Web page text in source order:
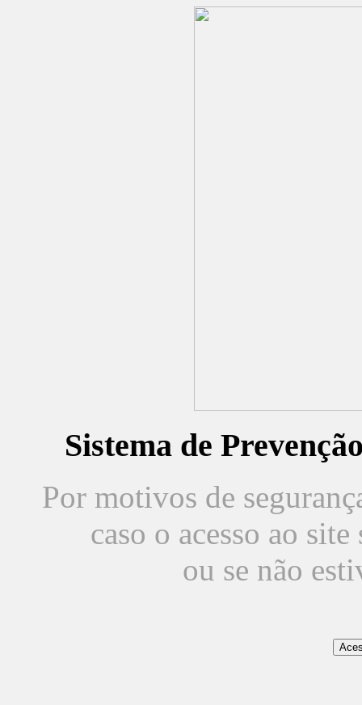
Sistema de
Por motivos de
caso o acesso ao
ou se não